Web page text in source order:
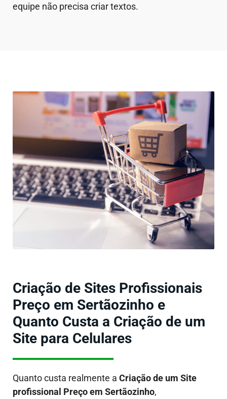
equipe não precisa criar textos.
Criação de Sites Profissionais
Preço em Sertãozinho e
Quanto Custa a Criação de um
Site para Celulares
Quanto custa realmente a Criação de um Site
profissional Preço em Sertãozinho,